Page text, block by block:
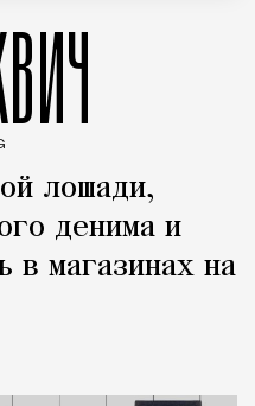
лошади,
денима и
в магазинах на